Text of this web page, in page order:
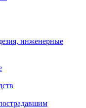
инженерные